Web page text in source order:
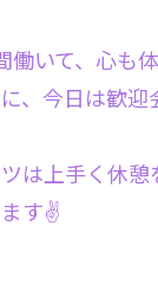
働いて、心も
、今日は歓
は上手く休憩
す✌️